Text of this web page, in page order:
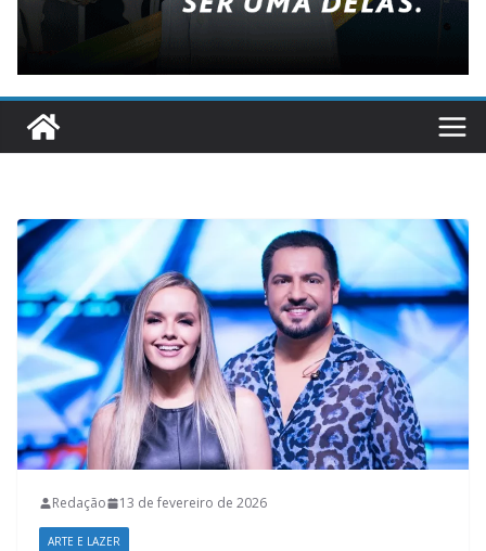
Redação 13 de fevereiro de 2026
ARTE E LAZER